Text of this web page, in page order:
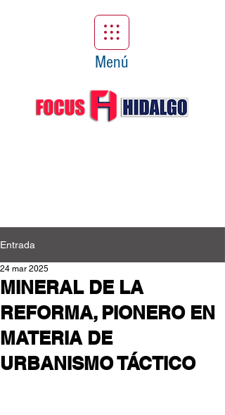
Menú
Entrada
MINERAL DE LA
REFORMA, PIONERO EN
MATERIA DE
URBANISMO TÁCTICO
24 mar 2025